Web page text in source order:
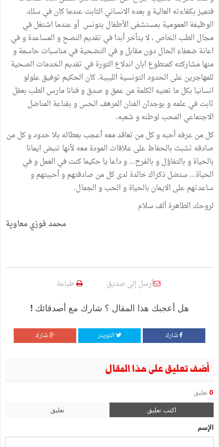
فتميز بكفاءته العالية و بعده الانساني الثابت عندما كان في سلك
الوظيفة العمومية بمستشفى الأطفال بتونس أو عندما اشتغل في
مجال الطب الخاص ، لا يتأخر أبدا في تقديم النصح و المساعدة و في
اعانة ضعفاء الحال دون مقابل و في التضحية في مناسبات حاسمة و
منها مشاركته كمتطوع ابان اندلاع الثورة في تقديم الخدمات الصحية
للمهاجرين على الحدود التونسية الليبية. كان الحكيم توفيق علولو
انسانيا بكل ما تعنيه الكلمة من عمق و صدق و فنانا مارس الطب بعقل
ثابت في علمه و بوجدان الفنان المرهف الحس و بقناعة المناضل
الاجتماعي المحب لوطنه و شعبه.
كل من عرفه أحبه و كل من تعاقد معه أعجب بعطائه بلا حدود و كل من
صادقه تشبث بالحفاظ على علاقات المودة معه لأنها تنبض ايمانا
بالحياة و بالتفاؤل و بالفرح... و داعا يا حكيما كنت في العمل و في
الحياة... ستضل ذكراك خالدة لدى كل من صادقتهم و أحببتهم و
ساعدتهم على الايمان بالحياة و الحب و الجمال.
لروحك الطاهرة ألف سلام
محمد فوزي معاوية
أرسل إلى صديق طباعة
هل أعجبك هذا المقال ؟ شارك مع أصدقائك !
شارك التويتر شارك
أضف تعليق على هذا المقال
0 تعليق
اكتب تعليق تعليق
الإسم